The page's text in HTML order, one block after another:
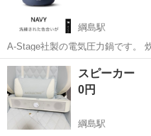
綱島駅
A-Stage社製の電気圧力鍋です。
しましたが、結局一度も使いませ
通販サイトではネイビーは売り切
ますので...
神奈川 横浜市 綱島駅
スピーカー
0円
綱島駅